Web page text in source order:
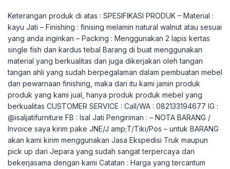
Keterangan produk di atas : SPESIFIKASI PRODUK – Material :
kayu Jati – Finishing : finising melamin natural walnut atau sesuai
yang anda inginkan – Packing : Menggunakan 2 lapis kertas
single fish dan kardus tebal Barang di buat menggunakan
material yang berkualitas dan juga dikerjakan oleh tangan
tangan ahli yang sudah berpegalaman dalam pembuatan mebel
dan pewarnaan finishing, maka dari itu kami jamin produk
produk yang kami jual, hanya produk produk mebel yang
berkualitas CUSTOMER SERVICE : Call/WA : 082133194677 IG :
@isaljatifurniture FB : Isal Jati Pengiriman : – NOTA BARANG /
Invoice saya kirim pake JNE/J amp;T/Tiki/Pos – untuk BARANG
akan kami kirim menggunakan Jasa Ekspedisi Truk maupun
pick up dari Jepara yang sudah sangat terpercaya dan
bekerjasama dengan kami Catatan : Harga yang tercantum